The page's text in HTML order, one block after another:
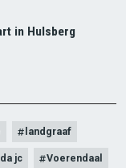
in Hulsberg
landgraaf
jc Voerendaal